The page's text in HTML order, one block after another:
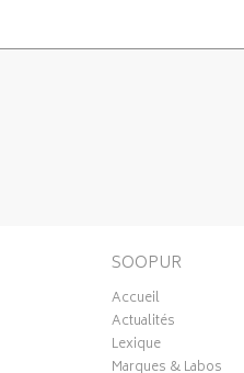
SOOPUR
Accueil
Actualités
Lexique
Marques & Labos